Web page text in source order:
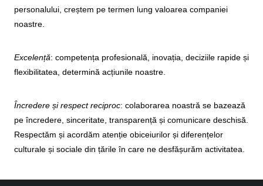
personalului, creștem pe termen lung valoarea companiei
noastre.
Excelență: competența profesională, inovația, deciziile rapide și
flexibilitatea, determină acțiunile noastre.
Încredere și respect reciproc: colaborarea noastră se bazează
pe încredere, sinceritate, transparență și comunicare deschisă.
Respectăm și acordăm atenție obiceiurilor și diferențelor
culturale și sociale din țările în care ne desfășurăm activitatea.